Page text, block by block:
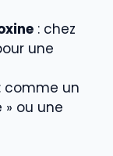
: chez
une
: comme un
ou une